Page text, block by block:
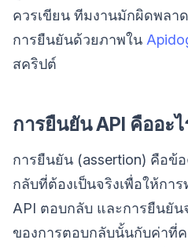
ควรเขียน ทีมงานมักผิดพลา
การยืนยันด้วยภาพใน
สคริปต์
การยืนยัน API คืออะไ
การยืนยัน (assertion) คือข้
กลับที่ต้องเป็นจริงเพื่อให้ก
API ตอบกลับ และการยืนยัน
ของการตอบกลับนั้นกับค่าที่